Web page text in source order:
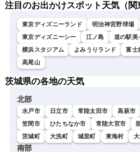
注目のお出かけスポット天気（関
東京ディズニーランド 明治神宮野球場
東京ディズニーシー
江ノ島
道の駅美
横浜スタジアム
よみうりランド
富士
高尾山
茨城県の各地の天気
北部
水戸市 日立市 常陸太田市 高萩市
笠間市
ひたちなか市 常陸大宮市
茨城町
大洗町 城里町 東海村
南部